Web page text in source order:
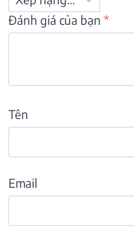
Đánh giá của bạn *
Tên
Email